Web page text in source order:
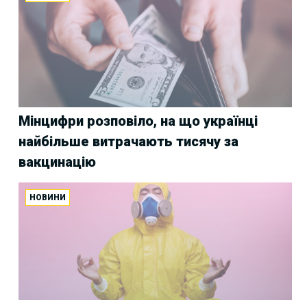
Мінцифри розповіло, на що українці
найбільше витрачають тисячу за
вакцинацію
НОВИНИ